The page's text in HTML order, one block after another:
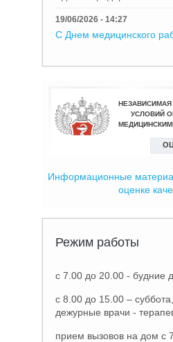
19/06/2026 - 14:27
С Днем медицинского
Информационные
оценке
Режим работы
с 7.00 до 20.00 - будние
с 8.00 до 15.00 –
дежурные врачи -
прием вызовов на дом с